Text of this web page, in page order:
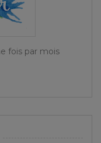
fois par mois